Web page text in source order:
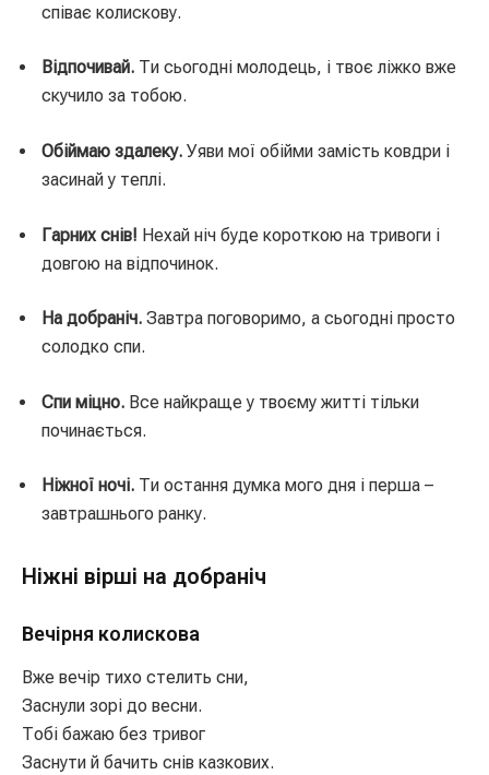
співає колискову.
Відпочивай. Ти сьогодні молодець, і твоє ліжко вже
скучило за тобою.
Обіймаю здалеку. Уяви мої обійми замість ковдри і
засинай у теплі.
Гарних снів! Нехай ніч буде короткою на тривоги і
довгою на відпочинок.
На добраніч. Завтра поговоримо, а сьогодні просто
солодко спи.
Спи міцно. Все найкраще у твоєму житті тільки
починається.
Ніжної ночі. Ти остання думка мого дня і перша –
завтрашнього ранку.
Ніжні вірші на добраніч
Вечірня колискова
Вже вечір тихо стелить сни,
Заснули зорі до весни.
Тобі бажаю без тривог
Заснути й бачить снів казкових.